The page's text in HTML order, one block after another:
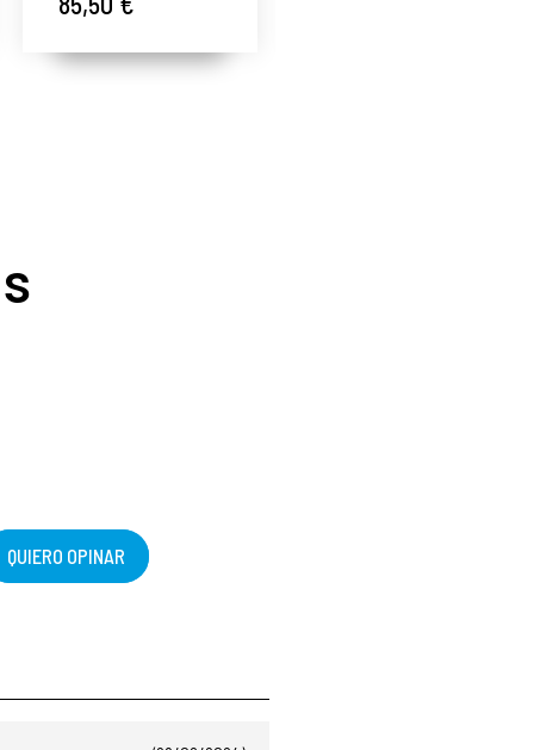
QUIERO OPINAR